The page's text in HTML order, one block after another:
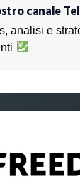
canale
analisi e